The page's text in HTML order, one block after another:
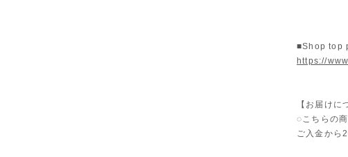
■Shop top
https://
【お届けに
◌こちらの
ご入金から